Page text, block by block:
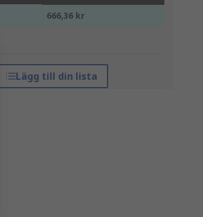
666,36 kr
Lägg till din lista